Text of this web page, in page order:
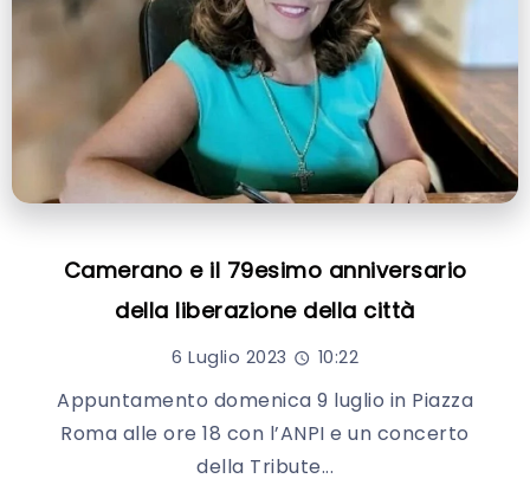
Camerano e il 79esimo anniversario
della liberazione della città
6 Luglio 2023 10:22
Appuntamento domenica 9 luglio in Piazza
Roma alle ore 18 con l’ANPI e un concerto
della Tribute...